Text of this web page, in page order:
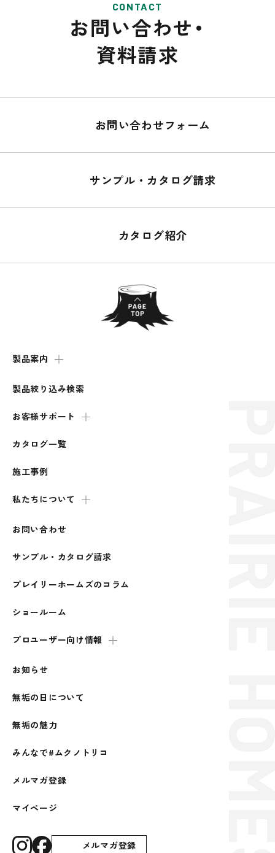
CONTACT
お問い合わせ・
資料請求
お問い合わせフォーム
サンプル・カタログ請求
カタログ紹介
製品案内
製品絞り込み検索
お客様サポート
カタログ一覧
施工事例
私たちについて
お問い合わせ
サンプル・カタログ請求
プレイリーホームズのコラム
ショールーム
プロユーザー向け情報
お知らせ
無垢の日について
無垢の魅力
みんなで#ムクノトリコ
メルマガ登録
マイページ
メルマガ登録